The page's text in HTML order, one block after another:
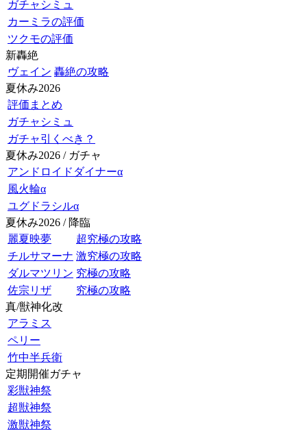
ガチャシミュ
カーミラの評価
ツクモの評価
新轟絶
ヴェイン 轟絶の攻略
夏休み2026
評価まとめ
ガチャシミュ
ガチャ引くべき？
夏休み2026 / ガチャ
アンドロイドダイナーα
風火輪α
ユグドラシルα
夏休み2026 / 降臨
麗夏映夢
超究極の攻略
チルサマーナ 激究極の攻略
ダルマツリン 究極の攻略
佐宗リザ
究極の攻略
真/獣神化改
アラミス
ペリー
竹中半兵衛
定期開催ガチャ
彩獣神祭
超獣神祭
激獣神祭